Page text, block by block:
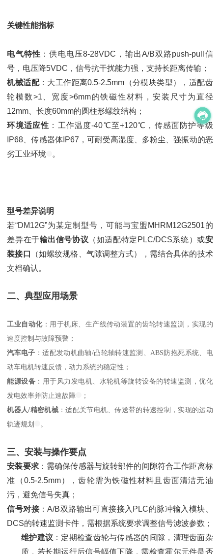
关键性能指标
电气特性 ：供电电压8-28VDC，输出A/B双路push-pull信
号，电压降5VDC，信号抗干扰能力强，支持长距离传输；
机械适配：大工作距离0.5-2.5mm（分模块类型），适配齿
轮模数>1、宽度>6mm的铁磁性材料，安装尺寸为直径
12mm、长度60mm的圆柱形螺纹结构；
环境适应性 ：工作温度-40℃至+120℃，传感面防护等级
IP68、传感器体IP67，可耐受高湿度、多粉尘、强振动的恶
劣工业环境
。
型号差异说明
若“DM12G”为某定制型号，可能与宝盟MHRM12G2501的
差异在于输出信号协议 （如适配特定PLC/DCS系统）或安
装接口
（如螺纹规格、气隙调整方式），需结合具体的技术
文档确认。
二、典型应用场景
工业自动化：用于机床、生产线传动装置的齿轮转速监测，实现的
速度控制与故障预警；
汽车电子 ：适配发动机曲轴/凸轮轴转速监测、ABS防抱死系统、电
动车电机转速反馈，动力系统的稳定性；
能源设备 ：用于风力发电机、水轮机等旋转设备的转速监测，优化
发电效率并防止速故障
；
机器人/精密机械：适配关节电机、传送带的转速控制，实现的运动
轨迹规划
。
三、安装与操作要点
安装要求：需确保传感器与旋转部件的间隙符合工作距离标
准（0.5-2.5mm），齿轮需为铁磁性材料且齿面清洁无油
污，避免信号失真；
信号对接：A/B双路输出可直接接入PLC的脉冲输入模块、
DCS的转速监测卡件，需根据系统要求调整信号滤波参数；
维护建议 ：定期检查齿轮与传感器的间隙，清理齿面杂
质，若长期运行后信号幅值下降，需检查霍尔元件是否